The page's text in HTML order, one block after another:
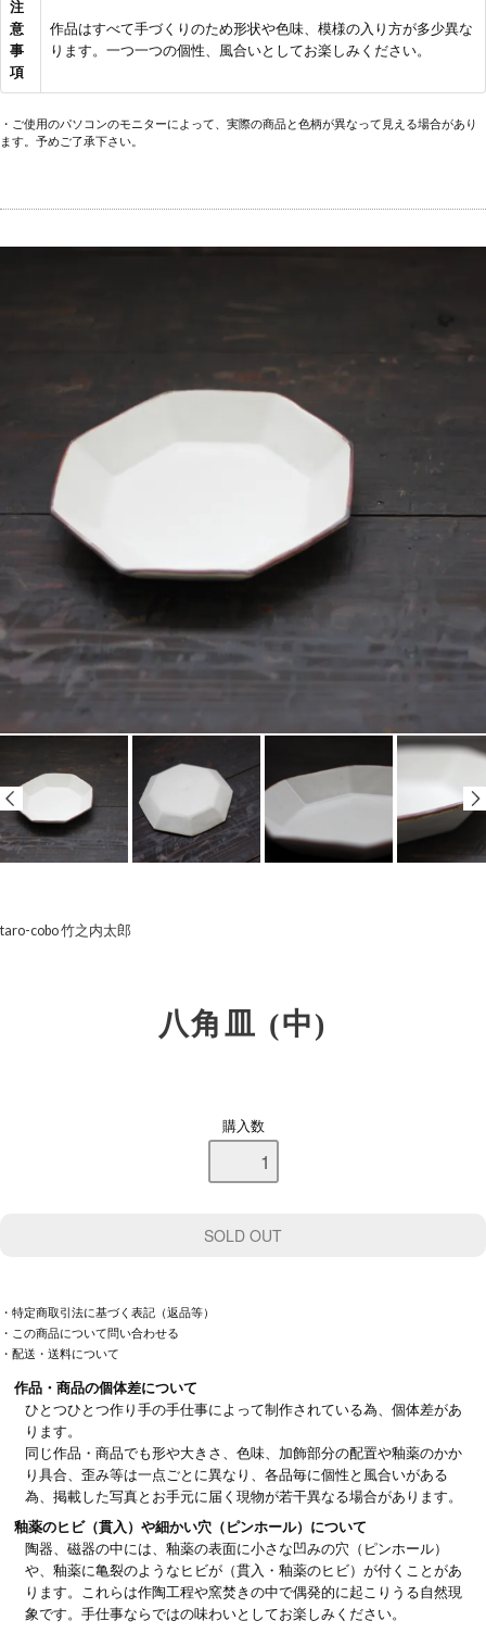
注
意
事
項
作品はすべて手づくりのため形状や色味、模様の入り方が多少異な
ります。一つ一つの個性、風合いとしてお楽しみください。
・ご使用のパソコンのモニターによって、実際の商品と色柄が異なって見える場合があり
ます。予めご了承下さい。
taro-cobo 竹之内太郎
八角皿 (中)
購入数
・特定商取引法に基づく表記（返品等）
・この商品について問い合わせる
・配送・送料について
作品・商品の個体差について
ひとつひとつ作り手の手仕事によって制作されている為、個体差があ
ります。
同じ作品・商品でも形や大きさ、色味、加飾部分の配置や釉薬のかか
り具合、歪み等は一点ごとに異なり、各品毎に個性と風合いがある
為、掲載した写真とお手元に届く現物が若干異なる場合があります。
釉薬のヒビ（貫入）や細かい穴（ピンホール）について
陶器、磁器の中には、釉薬の表面に小さな凹みの穴（ピンホール）
や、釉薬に亀裂のようなヒビが（貫入・釉薬のヒビ）が付くことがあ
ります。これらは作陶工程や窯焚きの中で偶発的に起こりうる自然現
象です。手仕事ならではの味わいとしてお楽しみください。